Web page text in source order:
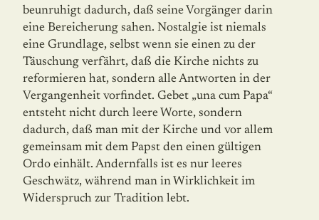
beunruhigt dadurch, daß seine Vorgänger darin
eine Bereicherung sahen. Nostalgie ist niemals
eine Grundlage, selbst wenn sie einen zu der
Täuschung verfährt, daß die Kirche nichts zu
reformieren hat, sondern alle Antworten in der
Vergangenheit vorfindet. Gebet „una cum Papa“
entsteht nicht durch leere Worte, sondern
dadurch, daß man mit der Kirche und vor allem
gemeinsam mit dem Papst den einen gültigen
Ordo einhält. Andernfalls ist es nur leeres
Geschwätz, während man in Wirklichkeit im
Widerspruch zur Tradition lebt.